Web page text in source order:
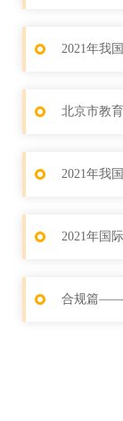
2021年我
北京市教
2021年我
2021年国
合规篇——